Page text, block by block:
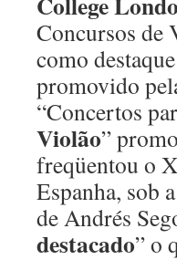
Concursos de
como
promovido
“Concertos
Violão”
freqüentou o
Espanha, sob
de Andrés
destacado” o